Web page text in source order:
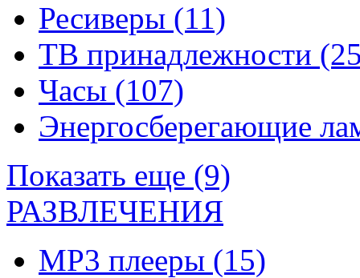
Ресиверы (11)
ТВ принадлежности
Часы (107)
Энергосберегающие
Показать еще (9)
РАЗВЛЕЧЕНИЯ
MP3 плееры (15)